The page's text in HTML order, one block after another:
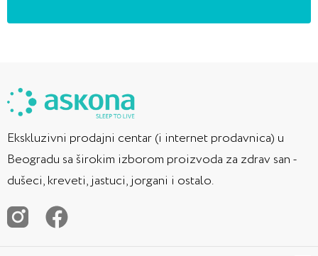
Ekskluzivni prodajni centar (i internet prodavnica) u
Beogradu sa širokim izborom proizvoda za zdrav san -
dušeci, kreveti, jastuci, jorgani i ostalo.